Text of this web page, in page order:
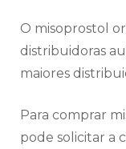
O misoprostol
distribuidoras
maiores
Para comprar
pode solicitar a